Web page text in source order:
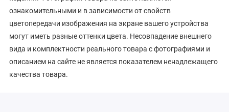
ознакомительными и в зависимости от свойств
цветопередачи изображения на экране вашего устройства
могут иметь разные оттенки цвета. Несовпадение внешнего
вида и комплектности реального товара с фотографиями и
описанием на сайте не является показателем ненадлежащего
качества товара.